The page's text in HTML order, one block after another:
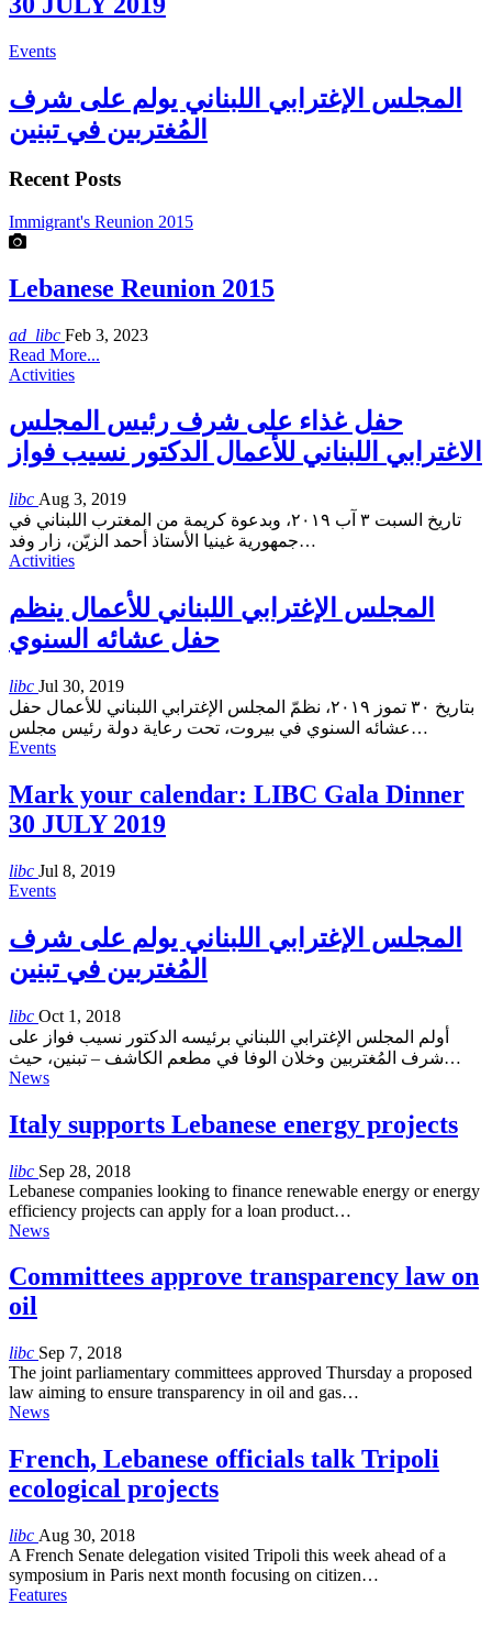
Events
المجلس الإغترابي اللبناني يولم على شرف
المُغتربين في تبنين
Recent Posts
Immigrant's Reunion 2015
Lebanese Reunion 2015
ad_libc Feb 3, 2023
Read More...
Activities
حفل غذاء على شرف رئيس المجلس
الاغترابي اللبناني للأعمال الدكتور نسيب فواز
libc Aug 3, 2019
تاريخ السبت ٣ آب ٢٠١٩، وبدعوة كريمة من المغترب اللبناني في
جمهورية غينيا الأستاذ أحمد الزيّن، زار وفد…
Activities
المجلس الإغترابي اللبناني للأعمال ينظم
حفل عشائه السنوي
libc Jul 30, 2019
بتاريخ ٣٠ تموز ٢٠١٩، نظمّ المجلس الإغترابي اللبناني للأعمال حفل
عشائه السنوي في بيروت، تحت رعاية دولة رئيس مجلس…
Events
Mark your calendar: LIBC Gala Dinner
30 JULY 2019
libc Jul 8, 2019
Events
المجلس الإغترابي اللبناني يولم على شرف
المُغتربين في تبنين
libc Oct 1, 2018
أولم المجلس الإغترابي اللبناني برئيسه الدكتور نسيب فواز على
شرف المُغتربين وخلان الوفا في مطعم الكاشف – تبنين، حيث…
News
Italy supports Lebanese energy projects
libc Sep 28, 2018
Lebanese companies looking to finance renewable energy or energy
efficiency projects can apply for a loan product…
News
Committees approve transparency law on
oil
libc Sep 7, 2018
The joint parliamentary committees approved Thursday a proposed
law aiming to ensure transparency in oil and gas…
News
French, Lebanese officials talk Tripoli
ecological projects
libc Aug 30, 2018
A French Senate delegation visited Tripoli this week ahead of a
symposium in Paris next month focusing on citizen…
Features